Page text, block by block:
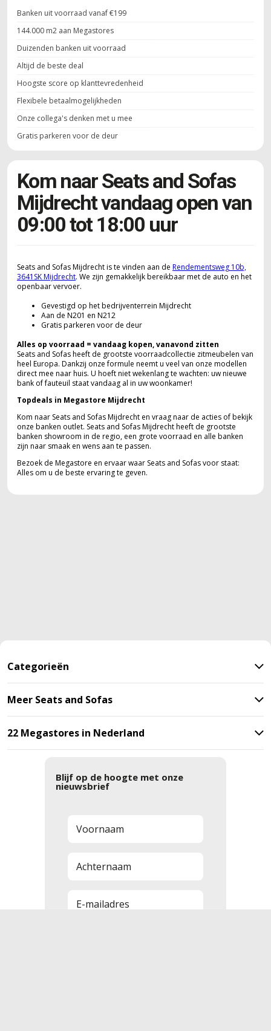
Banken uit voorraad vanaf €199
144.000 m2 aan Megastores
Duizenden banken uit voorraad
Altijd de beste deal
Hoogste score op klanttevredenheid
Flexibele betaalmogelijkheden
Onze collega's denken met u mee
Gratis parkeren voor de deur
Kom naar Seats and Sofas
Mijdrecht vandaag open van
09:00 tot 18:00 uur
Seats and Sofas Mijdrecht is te vinden aan de Rendementsweg 10b,
3641SK Mijdrecht. We zijn gemakkelijk bereikbaar met de auto en het
openbaar vervoer.
Gevestigd op het bedrijventerrein Mijdrecht
Aan de N201 en N212
Gratis parkeren voor de deur
Alles op voorraad = vandaag kopen, vanavond zitten
Seats and Sofas heeft de grootste voorraadcollectie zitmeubelen van
heel Europa. Dankzij onze formule neemt u veel van onze modellen
direct mee naar huis. U hoeft niet wekenlang te wachten: uw nieuwe
bank of fauteuil staat vandaag al in uw woonkamer!
Topdeals in Megastore Mijdrecht
Kom naar Seats and Sofas Mijdrecht en vraag naar de acties of bekijk
onze banken outlet. Seats and Sofas Mijdrecht heeft de grootste
banken showroom in de regio, een grote voorraad en alle banken
zijn naar smaak en wens aan te passen.
Bezoek de Megastore en ervaar waar Seats and Sofas voor staat:
Alles om u de beste ervaring te geven.
Categorieën
Meer Seats and Sofas
22 Megastores in Nederland
Blijf op de hoogte met onze
nieuwsbrief